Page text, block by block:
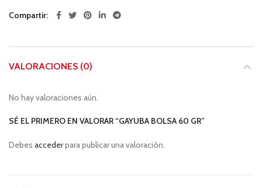
Compartir
VALORACIONES (0)
No hay valoraciones aún.
SÉ EL PRIMERO EN VALORAR “GAYUBA BOLSA 60 GR”
Debes accederpara publicar una valoración.